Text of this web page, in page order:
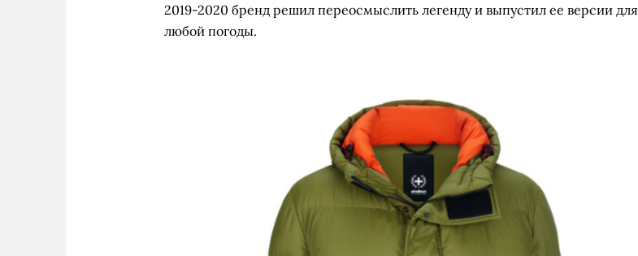
2019-2020 бренд решил переосмыслить легенду и выпустил ее версии для
любой погоды.
S.C. Kings-W
S.C. Downtown